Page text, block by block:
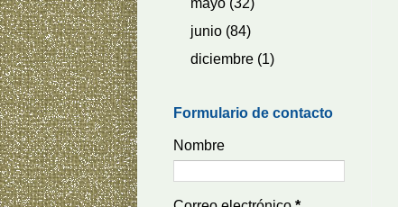
mayo (32)
junio (84)
diciembre (1)
Formulario de contacto
Nombre